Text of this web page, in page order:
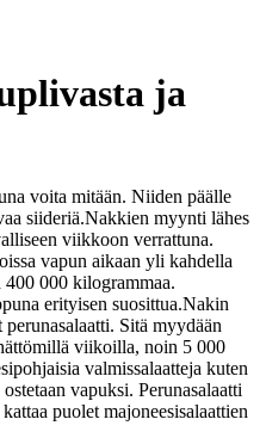
ja
voita mitään. Niiden päälle
siideriä.Nakkien myynti lähes
viikkoon verrattuna.
vapun aikaan yli kahdella
000 kilogrammaa.
erityisen suosittua.Nakin
Sitä myydään
viikoilla, noin 5 000
valmissalaatteja kuten
vapuksi. Perunasalaatti
puolet majoneesisalaattien